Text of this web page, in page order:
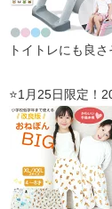
トイトレにも良
⭐️1月25日限定！